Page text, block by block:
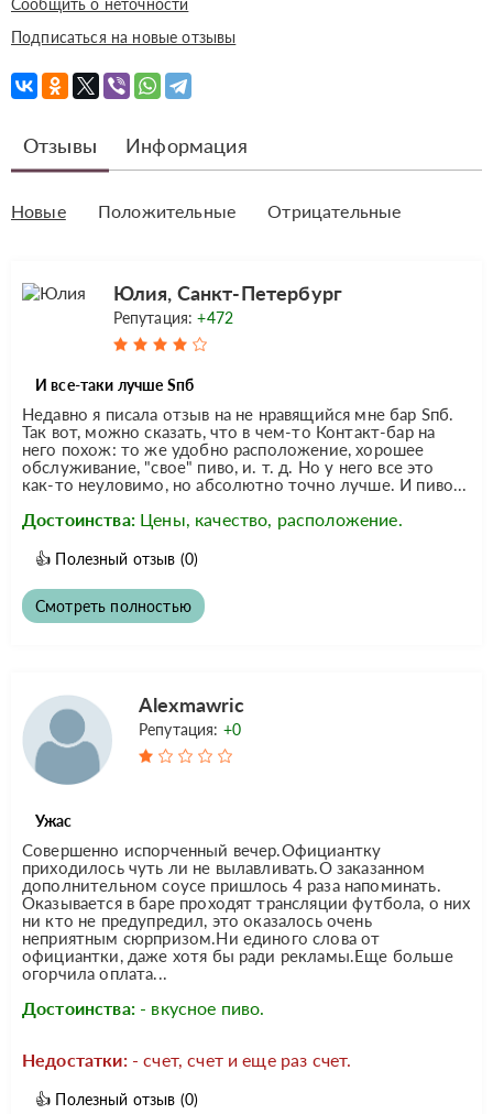
Сообщить о неточности
Подписаться на новые отзывы
Отзывы Информация
Новые Положительные Отрицательные
Юлия, Санкт-Петербург
Репутация:+472
И все-таки лучше Sпб
Недавно я писала отзыв на не нравящийся мне бар Sпб.
Так вот, можно сказать, что в чем-то Контакт-бар на
него похож: то же удобно расположение, хорошее
обслуживание, "свое" пиво, и. т. д. Но у него все это
как-то неуловимо, но абсолютно точно лучше. И пиво...
Достоинства: Цены, качество, расположение.
👍 Полезный отзыв (0)
Смотреть полностью
Alexmawric
Репутация: +0
Ужас
Совершенно испорченный вечер.Официантку
приходилось чуть ли не вылавливать.О заказанном
дополнительном соусе пришлось 4 раза напоминать.
Оказывается в баре проходят трансляции футбола, о них
ни кто не предупредил, это оказалось очень
неприятным сюрпризом.Ни единого слова от
официантки, даже хотя бы ради рекламы.Еще больше
огорчила оплата...
Достоинства: - вкусное пиво.
Недостатки: - счет, счет и еще раз счет.
👍 Полезный отзыв (0)